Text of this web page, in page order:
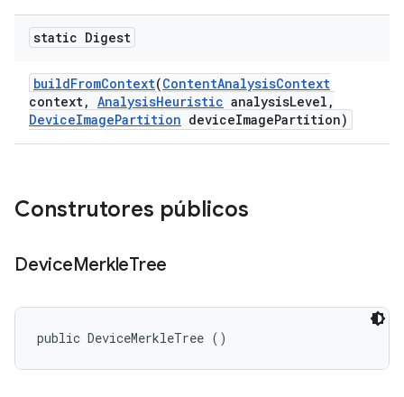
static Digest
buildFromContext(ContentAnalysisContext
context, AnalysisHeuristic analysisLevel ,
DeviceImagePartition deviceImagePartition)
Construtores públicos
DeviceMerkleTree
public DeviceMerkleTree ()